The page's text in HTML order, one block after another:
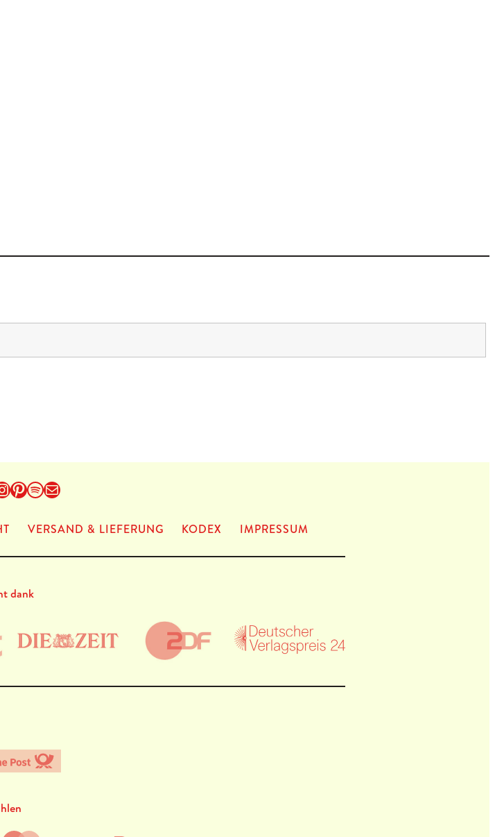
Pinterest
Spotify
E-Mail
VERSAND & LIEFERUNG KODEX IMPRES­SUM
dank